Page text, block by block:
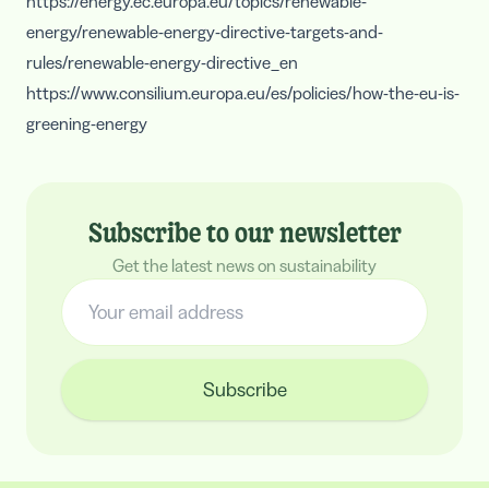
energy/renewable-energy-directive-targets-and-
rules/renewable-energy-directive_en
https://www.consilium.europa.eu/es/policies/how-the-eu-is-
greening-energy
Subscribe to our newsletter
Get the latest news on sustainability
Subscribe